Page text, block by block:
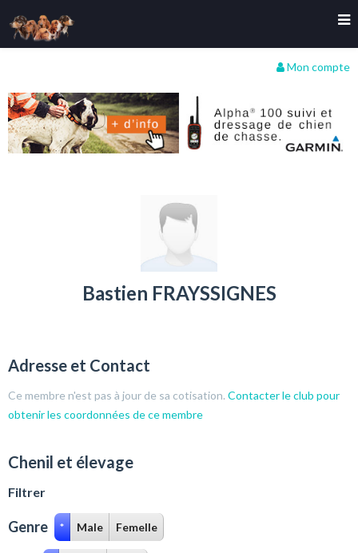
Mon compte
Bastien FRAYSSIGNES
Adresse et Contact
Ce membre n'est pas à jour de sa cotisation. Contacter le club pour
obtenir les coordonnées de ce membre
Chenil et élevage
Filtrer
Genre * Male Femelle